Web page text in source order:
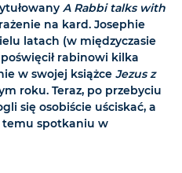
A Rabbi talks with
na kard. Josephie
latach (w międzyczasie
rabinowi kilka
w swojej książce Jezus z
roku. Teraz, po przebyciu
się osobiście uściskać, a
temu spotkaniu w